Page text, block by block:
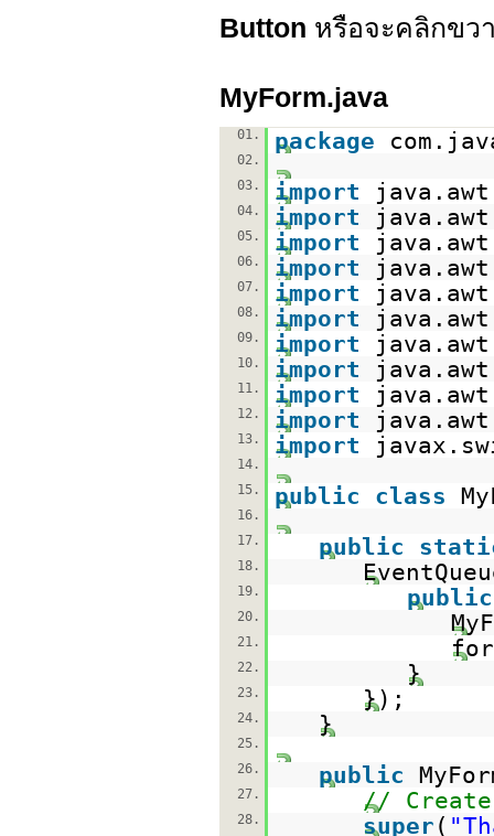
Button หรือจะคลิกข
MyForm.java
01. package
02.
03.
import
04. import
05. import
06. import
07. import
08. import
09. import
10. import
11. import
12. import
13. import
14.
15.
public class
16.
17.
public
18.
19. public
20.
21.
22. }
23. });
24. }
25.
26.
public
27. // Create
28. super (